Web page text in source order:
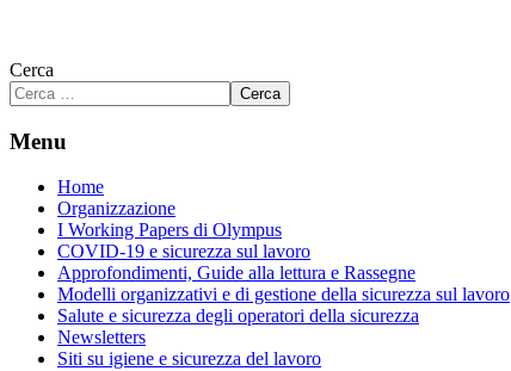
Cerca
Cerca
Menu
Home
Organizzazione
I Working Papers di Olympus
COVID-19 e sicurezza sul lavoro
Approfondimenti, Guide alla lettura e Rassegne
Modelli organizzativi e di gestione della sicurezza sul lavoro
Salute e sicurezza degli operatori della sicurezza
Newsletters
Siti su igiene e sicurezza del lavoro